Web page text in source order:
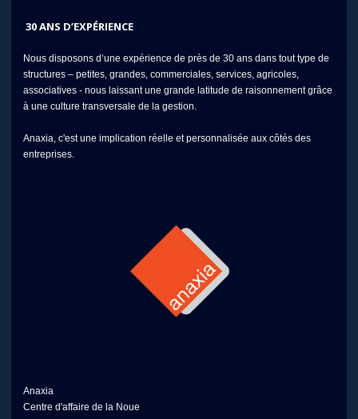
30 ANS D’EXPÉRIENCE
Nous disposons d’une expérience de près de 30 ans dans tout type de
structures – petites, grandes, commerciales, services, agricoles,
associatives - nous laissant une grande latitude de raisonnement grâce
à une culture transversale de la gestion.
Anaxia, c'est une implication réelle et personnalisée aux côtés des
entreprises.
Anaxia
Centre d'affaire de la Noue